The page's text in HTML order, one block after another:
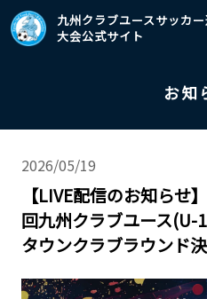
九州クラブユースサッカ
大会公式サイト
お知
2026/05/19
【LIVE配信のお知らせ
回九州クラブユース(U-
タウンクラブラウンド